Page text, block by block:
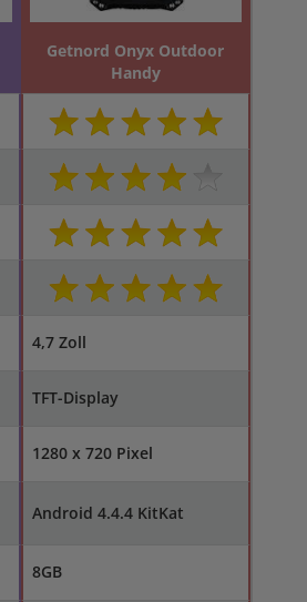
Getnord Onyx Outdoor
Handy
4,7 Zoll
TFT-Display
1280 x 720 Pixel
Android 4.4.4 KitKat
8GB